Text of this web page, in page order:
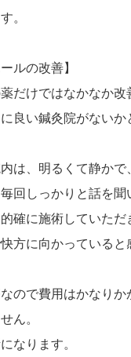
。
ルの改善】
だけではなかなか改
良い鍼灸院がないか
は、明るくて静かで
回しっかりと話を聞
確に施術していただ
方に向かっていると
ので費用はかなりか
ん。
なります。